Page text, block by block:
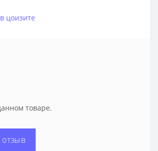
цоизите
товаре.